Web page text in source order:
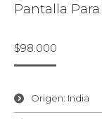
Pantalla
$98.000
Origen: India